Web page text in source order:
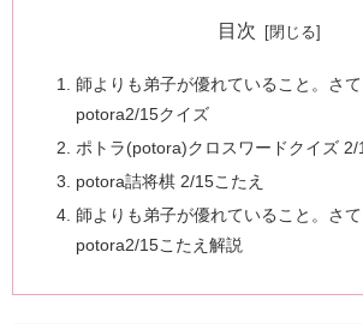
目次
師よりも弟子が優れていること。さ
potora2/15クイズ
ポトラ(potora)クロスワードクイズ 2/
potora詰将棋 2/15こたえ
師よりも弟子が優れていること。さ
potora2/15こたえ解説